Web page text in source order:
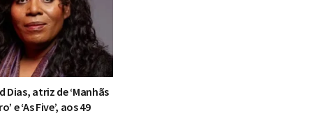
Dias, atriz de ‘Manhãs
e ‘As Five’, aos 49